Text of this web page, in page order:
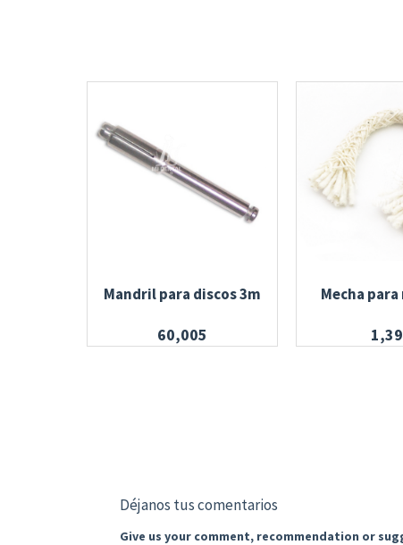
Mandril para discos 3m
60,005
Mecha
Déjanos tus comentarios
Give us your comment, recommendation or